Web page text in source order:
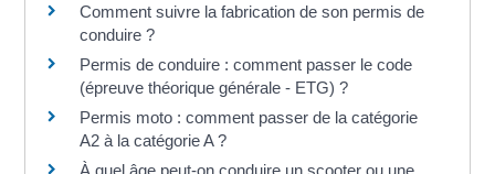
Comment suivre la fabrication de son permis de
conduire ?
Permis de conduire : comment passer le code
(épreuve théorique générale - ETG) ?
Permis moto : comment passer de la catégorie
A2 à la catégorie A ?
À quel âge peut-on conduire un scooter ou une